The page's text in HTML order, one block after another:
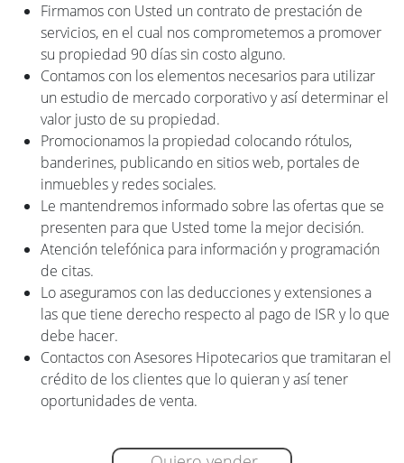
Firmamos con Usted un contrato de prestación de
servicios, en el cual nos comprometemos a promover
su propiedad 90 días sin costo alguno.
Contamos con los elementos necesarios para utilizar
un estudio de mercado corporativo y así determinar el
valor justo de su propiedad.
Promocionamos la propiedad colocando rótulos,
banderines, publicando en sitios web, portales de
inmuebles y redes sociales.
Le mantendremos informado sobre las ofertas que se
presenten para que Usted tome la mejor decisión.
Atención telefónica para información y programación
de citas.
Lo aseguramos con las deducciones y extensiones a
las que tiene derecho respecto al pago de ISR y lo que
debe hacer.
Contactos con Asesores Hipotecarios que tramitaran el
crédito de los clientes que lo quieran y así tener
oportunidades de venta.